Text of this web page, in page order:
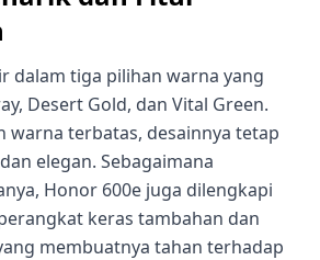
dalam tiga pilihan warna yang
Desert Gold, dan Vital Green.
warna terbatas, desainnya tetap
elegan. Sebagaimana
Honor 600e juga dilengkapi
keras tambahan dan
membuatnya tahan terhadap